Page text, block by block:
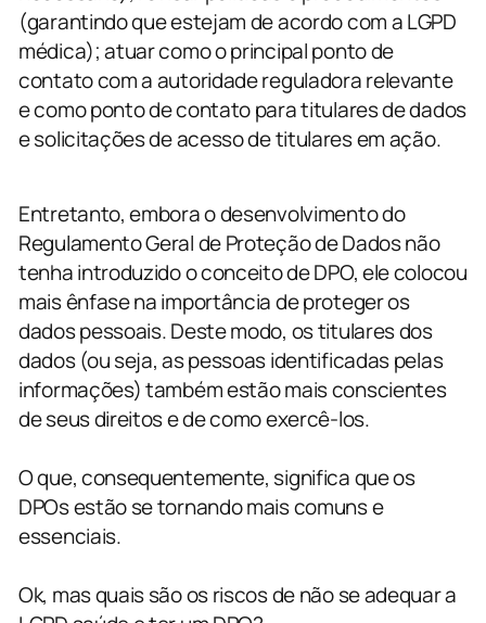
(garantindo que estejam de acordo com a LGPD
médica); atuar como o principal ponto de
contato com a autoridade reguladora relevante
e como ponto de contato para titulares de dados
e solicitações de acesso de titulares em ação.
Entretanto, embora o desenvolvimento do
Regulamento Geral de Proteção de Dados não
tenha introduzido o conceito de DPO, ele colocou
mais ênfase na importância de proteger os
dados pessoais. Deste modo, os titulares dos
dados (ou seja, as pessoas identificadas pelas
informações) também estão mais conscientes
de seus direitos e de como exercê-los.
O que, consequentemente, significa que os
DPOs estão se tornando mais comuns e
essenciais.
Ok, mas quais são os riscos de não se adequar a